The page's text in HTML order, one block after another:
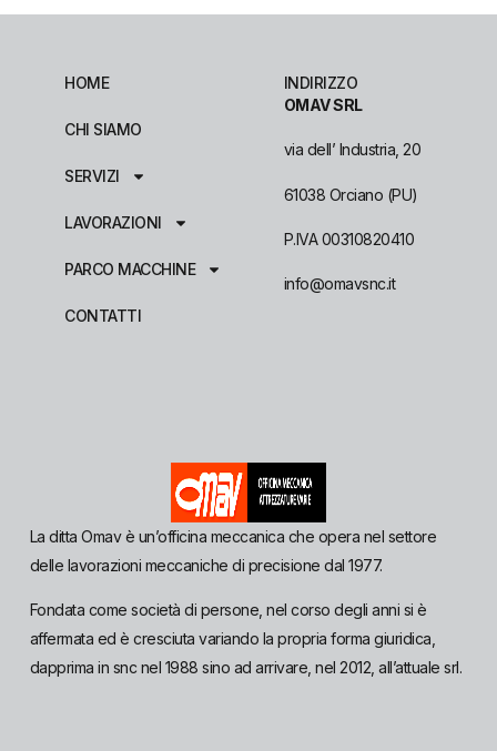
La ditta Omav è un’officina meccanica che opera nel settore
delle lavorazioni meccaniche di precisione dal 1977.
Fondata come società di persone, nel corso degli anni si è
affermata ed è cresciuta variando la propria forma giuridica,
dapprima in snc nel 1988 sino ad arrivare, nel 2012, all’attuale srl.
HOME
CHI SIAMO
SERVIZI
LAVORAZIONI
PARCO MACCHINE
CONTATTI
INDIRIZZO
OMAV SRL
via dell’ Industria, 20
61038 Orciano (PU)
P.IVA 00310820410
info@omavsnc.it